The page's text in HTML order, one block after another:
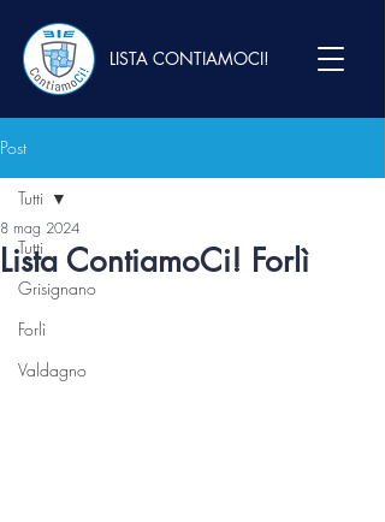
LISTA CONTIAMOCI!
Post
Tutti
Grisignano
Forlì
Valdagno
Tutti
Lista ContiamoCi! Forlì
8 mag 2024